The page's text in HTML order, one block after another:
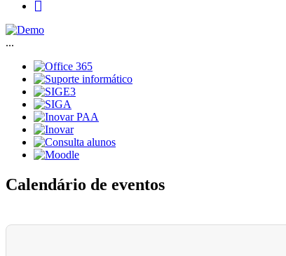
...
Calendário de eventos